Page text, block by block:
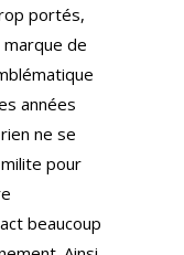
portés,
de
années
ne se
pour
beaucoup